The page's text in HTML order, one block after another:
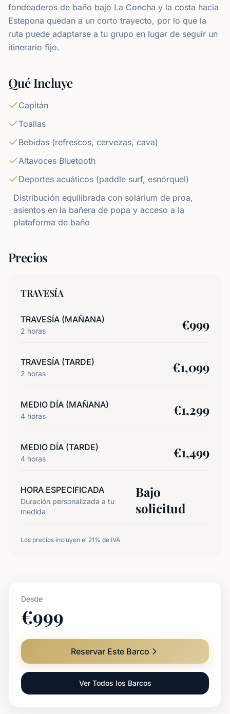
fondeaderos de baño bajo La Concha y la costa hacia
Estepona quedan a un corto trayecto, por lo que la
ruta puede adaptarse a tu grupo en lugar de seguir un
itinerario fijo.
Qué Incluye
Capitán
Toallas
Bebidas (refrescos, cervezas, cava)
Altavoces Bluetooth
Deportes acuáticos (paddle surf, esnórquel)
Distribución equilibrada con solárium de proa,
asientos en la bañera de popa y acceso a la
plataforma de baño
Precios
TRAVESÍA
TRAVESÍA (MAÑANA)
2 horas €999
TRAVESÍA (TARDE)
2 horas €1,099
MEDIO DÍA (MAÑANA)
4 horas €1,299
MEDIO DÍA (TARDE)
4 horas €1,499
HORA ESPECIFICADA
Duración personalizada a tu
medida
Bajo
solicitud
Los precios incluyen el 21% de IVA
Desde
€999
Reservar Este Barco
Ver Todos los Barcos